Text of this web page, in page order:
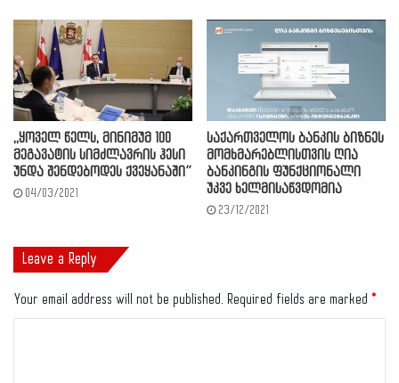
,,ყოველ წელს, მინიმუმ 100
მეგავატის სიმძლავრის ჰესი
უნდა შენდებოდეს ქვეყანაში”
04/03/2021
საქართველოს ბანკის ბიზნეს
მომხმარებლისთვის ღია
ბანკინგის ფუნქციონალი
უკვე ხელმისაწვდომია
23/12/2021
Leave a Reply
Your email address will not be published. Required fields are marked *